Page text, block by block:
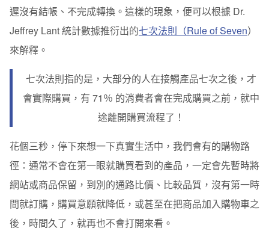
Google Ads、Facebook Ads 再行銷廣告操作教學：透
過像素追蹤或顧客名單，投放再行銷廣告
Step 3 再行銷廣告要跑多久？跑幾次？
Step 4 別忘記！持續追蹤已完成轉換的消費者
Step 5 觀察數據、再優化
Email 再行銷廣告操作教學：透過蒐集到的顧客 Email 名
單，寄送客製化的電子報行銷
Step 1 蒐集名單
Step 2 名單價值：怎麼發信最有效？
遲沒有結帳、不完成轉換。這樣的現象，便可以根據 Dr.
Jeffrey Lant 統計數據推衍出的七次法則（Rule of Seven）
來解釋。
七次法則指的是，大部分的人在接觸產品七次之後，才
會實際購買，有 71％ 的消費者會在完成購買之前，就中
途離開購買流程了！
花個三秒，停下來想一下真實生活中，我們會有的購物路
徑：通常不會在第一眼就購買看到的產品，一定會先暫時將
網站或商品保留，到別的通路比價、比較品質，沒有第一時
間就訂購，購買意願就降低，或甚至在把商品加入購物車之
後，時間久了，就再也不會打開來看。